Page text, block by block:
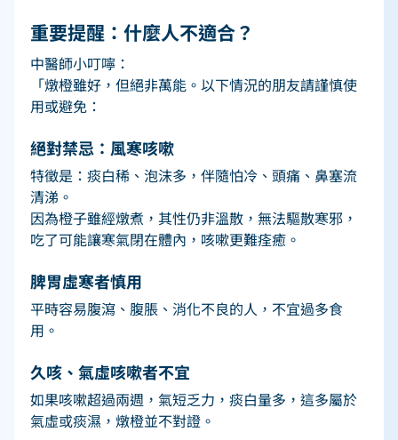
重要提醒：什麼人不適合？
中醫師小叮嚀：
「燉橙雖好，但絕非萬能。以下情況的朋友請謹慎使
用或避免：
絕對禁忌：風寒咳嗽
特徵是：痰白稀、泡沫多，伴隨怕冷、頭痛、鼻塞流
清涕。
因為橙子雖經燉煮，其性仍非溫散，無法驅散寒邪，
吃了可能讓寒氣閉在體內，咳嗽更難痊癒。
脾胃虛寒者慎用
平時容易腹瀉、腹脹、消化不良的人，不宜過多食
用。
久咳、氣虛咳嗽者不宜
如果咳嗽超過兩週，氣短乏力，痰白量多，這多屬於
氣虛或痰濕，燉橙並不對證。